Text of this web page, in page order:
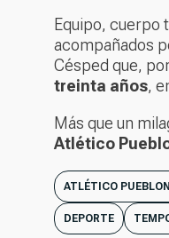
Equipo, cuerpo
acompañados
Césped que,
treinta años,
Más que un
Atlético
ATLÉTICO
DEPORTE